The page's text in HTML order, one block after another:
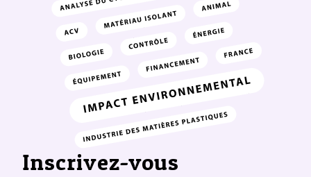
Inscrivez-vous